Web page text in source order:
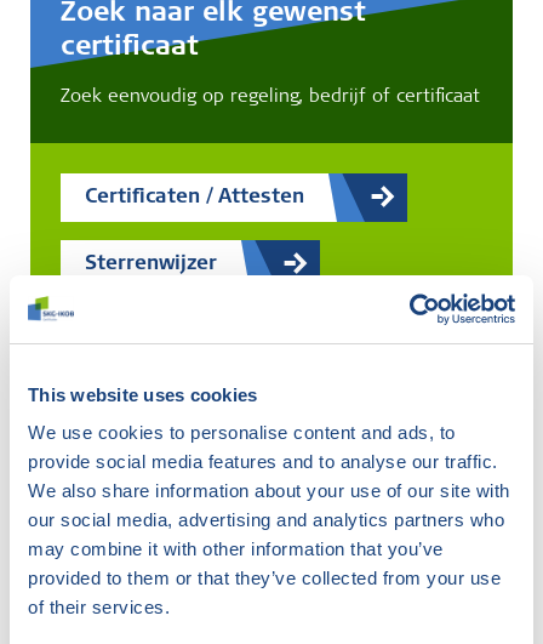
This website uses cookies
We use cookies to personalise content and ads, to
provide social media features and to analyse our traffic.
We also share information about your use of our site with
our social media, advertising and analytics partners who
may combine it with other information that you’ve
provided to them or that they’ve collected from your use
of their services.
Zoek naar elk gewenst
certificaat
Zoek eenvoudig op regeling, bedrijf of certificaat
Certificaten / Attesten
Sterrenwijzer
Er zijn certificaten gevonden
Genereer PDF
Nummer